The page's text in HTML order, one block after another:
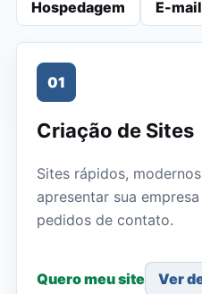
Hospedagem E-
01
Criação de Sites
Sites rápidos,
apresentar sua
pedidos de contato.
Quero meu site Ver